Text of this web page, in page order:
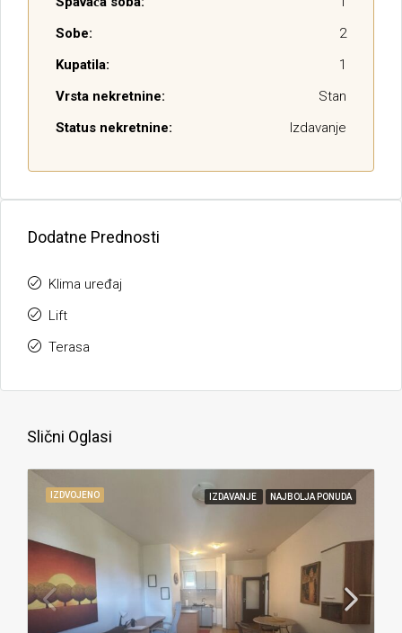
Sobe:
2
Kupatila:
1
Vrsta nekretnine:
Stan
Status nekretnine:
Izdavanje
Dodatne Prednosti
Klima uređaj
Lift
Terasa
Slični Oglasi
IZDVOJENO IZDAVANJE NAJBOLJA PONUDA